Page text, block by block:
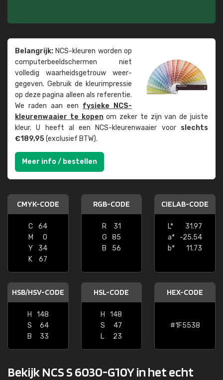
Belangrijk: NCS-kleuren worden op
computer­beeld­schermen niet
volledig waarheids­­getrouw weer­
gegeven. Gebruik de kleur­impressie
op deze pagina alleen als referentie.
We raden aan een fysieke NCS-
kleuren­waaier te kopenom zeker te zijn van de juiste
kleur. U heeft al een NCS-kleuren­waaier voor slechts
€189,95(exclusief BTW).
Meer info / bestellen
CMYK-CODE
C
64
M
0
Y
34
K
67
RGB-CODE
R
31
G
85
B
56
CIELAB-CODE
L*
31.97
a*
-25.54
b*
11.73
HSB/HSV-CODE
H
148
S
64
B
33
HSL-CODE
H
148
S
47
L
23
HEX-CODE
#1F5538
Bekijk NCS S 6030-G10Y in het echt